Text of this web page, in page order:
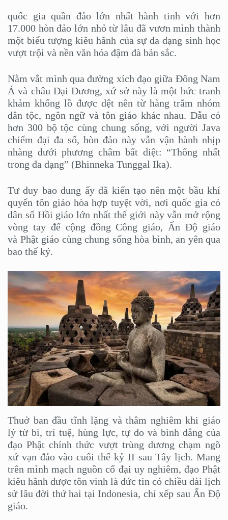
quốc gia quần đảo lớn nhất hành tinh với hơn
17.000 hòn đảo lớn nhỏ từ lâu đã vươn mình thành
một biểu tượng kiêu hãnh của sự đa dạng sinh học
vượt trội và nền văn hóa đậm đà bản sắc.
Nằm vắt mình qua đường xích đạo giữa Đông Nam
Á và châu Đại Dương, xứ sở này là một bức tranh
khảm khổng lồ được dệt nên từ hàng trăm nhóm
dân tộc, ngôn ngữ và tôn giáo khác nhau. Dẫu có
hơn 300 bộ tộc cùng chung sống, với người Java
chiếm đại đa số, hòn đảo này vẫn vận hành nhịp
nhàng dưới phương châm bất diệt: “Thống nhất
trong đa dạng” (Bhinneka Tunggal Ika).
Tư duy bao dung ấy đã kiến tạo nên một bầu khí
quyển tôn giáo hòa hợp tuyệt vời, nơi quốc gia có
dân số Hồi giáo lớn nhất thế giới này vẫn mở rộng
vòng tay để cộng đồng Công giáo, Ấn Độ giáo
và Phật giáo cùng chung sống hòa bình, an yên qua
bao thế kỷ.
Thuở ban đầu tĩnh lặng và thâm nghiêm khi giáo
lý từ bi, trí tuệ, hùng lực, tự do và bình đẳng của
đạo Phật chính thức vượt trùng dương chạm ngõ
xứ vạn đảo vào cuối thế kỷ II sau Tây lịch. Mang
trên mình mạch nguồn cổ đại uy nghiêm, đạo Phật
kiêu hãnh được tôn vinh là đức tin có chiều dài lịch
sử lâu đời thứ hai tại Indonesia, chỉ xếp sau Ấn Độ
giáo.